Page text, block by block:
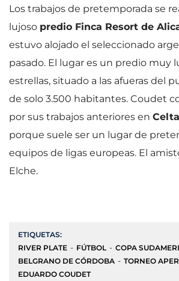
Los trabajos de pretemporada se
lujoso predio Finca Resort de
estuvo alojado el seleccionado
pasado. El lugar es un predio muy
estrellas, situado a las afueras del
de solo 3.500 habitantes. Coudet
por sus trabajos anteriores en
porque suele ser un lugar de
equipos de ligas europeas. El
Elche.
ETIQUETAS:
RIVER PLATE
FÚTBOL
COPA
BELGRANO DE CÓRDOBA
TORNEO
EDUARDO COUDET